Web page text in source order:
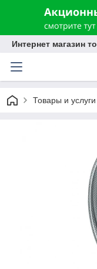
Интернет магазин
Товары и услуги